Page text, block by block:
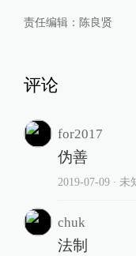
责任编辑： 陈良贤
评论
for2017
伪善
2019-07-09∙ 未
chuk
法制